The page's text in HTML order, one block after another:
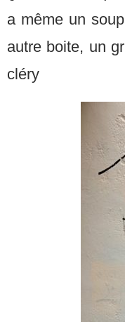
a même un
autre boite, un
cléry